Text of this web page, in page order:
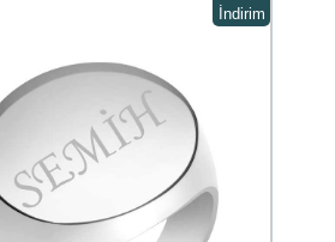
İndirim